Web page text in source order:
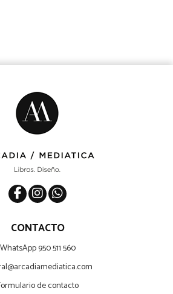
CONTACTO
WhatsApp 950 511 560
de contacto